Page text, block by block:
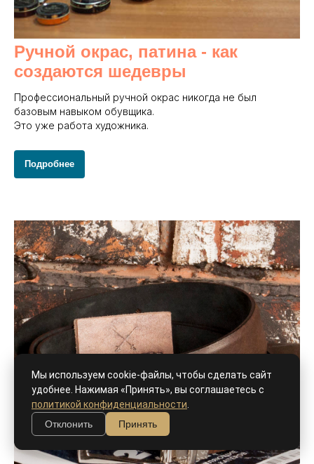
Мы используем cookie-файлы, чтобы сделать сайт
удобнее. Нажимая «Принять», вы соглашаетесь с
политикой конфиденциальности
Отклонить
Принять
Ручной окрас, патина - как
создаются шедевры
Профессиональный ручной окрас никогда не был
базовым навыком обувщика.
Это уже работа художника.
Подробнее